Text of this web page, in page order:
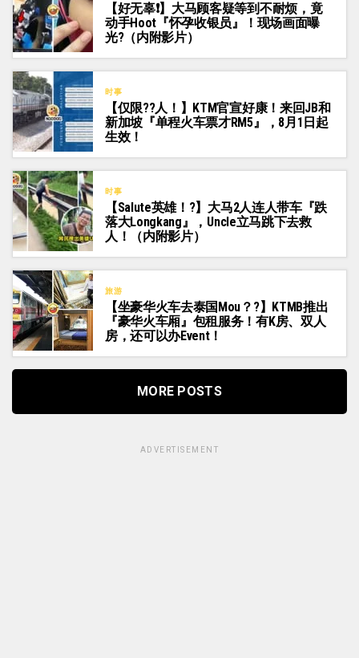
【好无辜❗️】大马顾客疑等到不耐烦，竟
动手Hoot『怀孕收银员』！现场画面曝
光?（内附影片）
时事
【仅限??人！】KTM官宣好康！来回JB和
新加坡『单程火车票才RM5』，8月1日起
生效！
时事
【Salute英雄！?】大马2人连人带车『跌
落大Longkang』，Uncle立马跳下去救
人！（内附影片）
旅游
【坐豪华火车去泰国Mou？?】KTMB推出
『豪华火车厢』包租服务！有K房、双人
房，还可以办Event！
MORE POSTS
ADVERTISEMENT